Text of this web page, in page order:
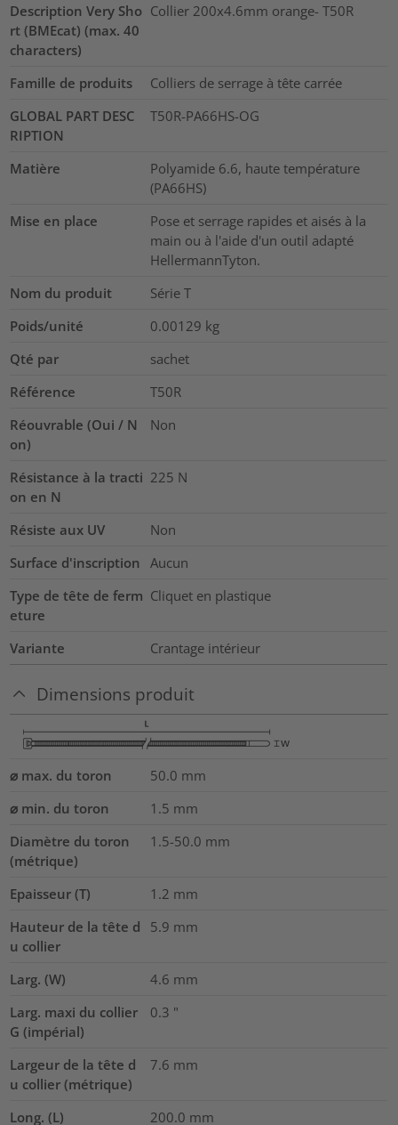
Description Very Sho
rt (BMEcat) (max. 40
characters)
Collier 200x4.6mm orange- T50R
Famille de produits
Colliers de serrage à tête carrée
GLOBAL PART DESC
RIPTION
T50R-PA66HS-OG
Matière
Polyamide 6.6, haute température
(PA66HS)
Mise en place
Pose et serrage rapides et aisés à la
main ou à l'aide d'un outil adapté
HellermannTyton.
Nom du produit
Série T
Poids/unité
0.00129 kg
Qté par
sachet
Référence
T50R
Réouvrable (Oui / N
on)
Non
Résistance à la tracti
on en N
225 N
Résiste aux UV
Non
Surface d'inscription Aucun
Type de tête de ferm
eture
Cliquet en plastique
Variante Crantage intérieur
Dimensions produit
⌀ max. du toron 50.0 mm
⌀ min. du toron
1.5 mm
Diamètre du toron
(métrique)
1.5-50.0 mm
Epaisseur (T) 1.2 mm
Hauteur de la tête d
u collier
5.9 mm
Larg. (W) 4.6 mm
Larg. maxi du collier
G (impérial)
0.3 "
Largeur de la tête d
u collier (métrique)
7.6 mm
Long. (L) 200.0 mm